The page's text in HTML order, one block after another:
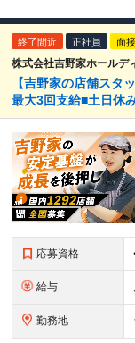
終了間近 正社員 面
株式会社吉野家ホールデ
【吉野家の店舗スタ
最大3回支給■土日休
応募資格
給与
勤務地